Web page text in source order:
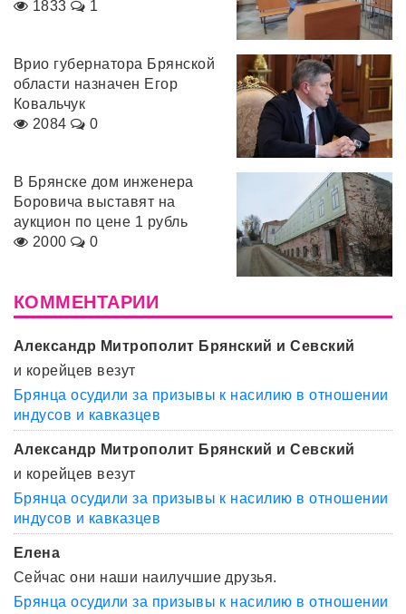
1833 1
Врио губернатора Брянской
области назначен Егор
Ковальчук
2084
0
В Брянске дом инженера
Боровича выставят на
аукцион по цене 1 рубль
2000
0
КОММЕНТАРИИ
Александр Митрополит Брянский и Севский
и корейцев везут
Брянца осудили за призывы к насилию в отношении
индусов и кавказцев
Александр Митрополит Брянский и Севский
и корейцев везут
Брянца осудили за призывы к насилию в отношении
индусов и кавказцев
Елена
Сейчас они наши наилучшие друзья.
Брянца осудили за призывы к насилию в отношении